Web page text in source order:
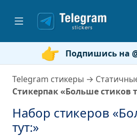
Подпишись на
Telegram стикеры →
Стикерпак «Больше стиков
Набор стикеров
тут:»